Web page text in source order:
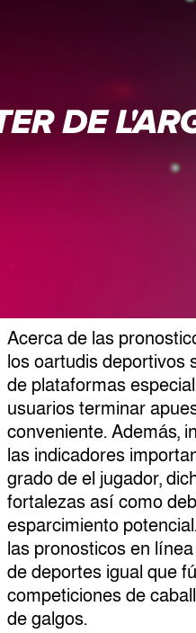
Acerca de las
los oartudis deportivos
de plataformas
usuarios terminar
conveniente. Además,
las indicadores
grado de el jugador,
fortalezas así­ como
esparcimiento
las pronosticos en
de deportes igual que
competiciones de
de galgos.